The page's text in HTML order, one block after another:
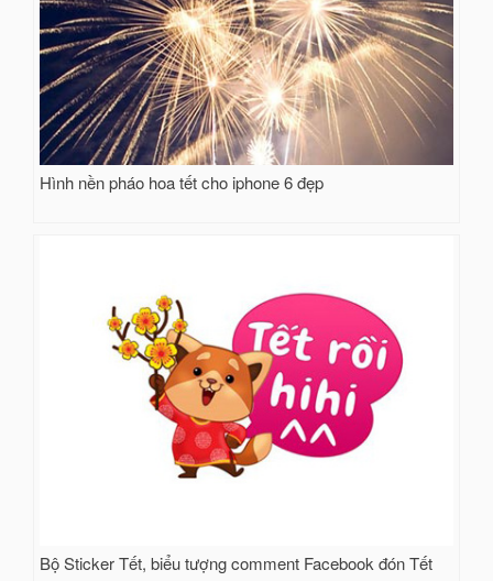
Hình nền pháo hoa tết cho iphone 6 đẹp
Bộ Sticker Tết, biểu tượng comment Facebook đón Tết